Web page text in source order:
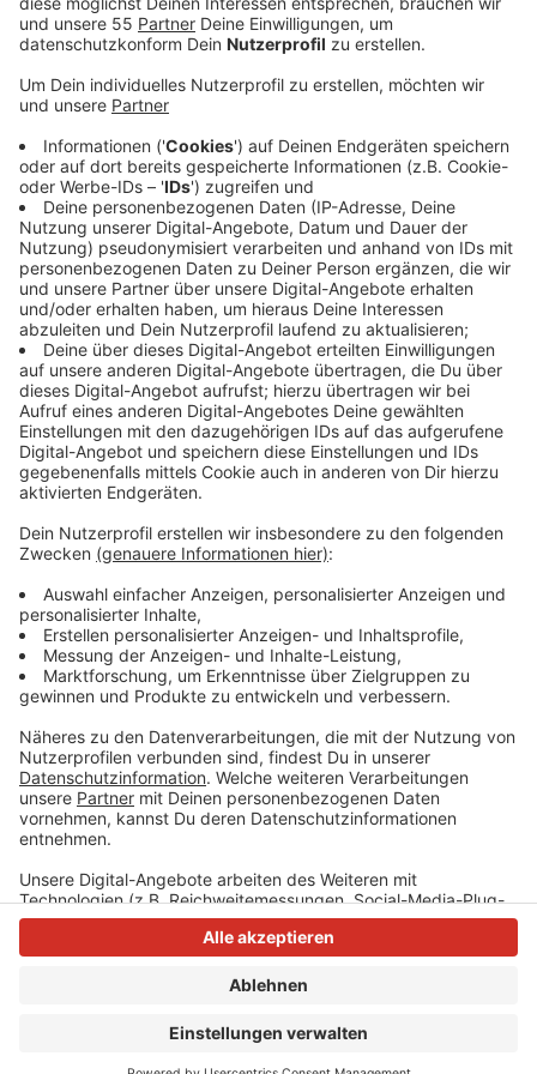
Ein Nachbargebäude wurde ebenfalls in
Mitleidenschaft gezogen. Aufgrund der starken
Rauchentwicklung und Geruchsbelästigung wurde
Katwarn gebeten, Türen und Fenster geschlossen
zu halten sowie Lüftungs- und Klimaanlagen
auszuschalten.
Veröffentlicht:Sonntag, 22.01.2023 09:18
Anzeige
Die Feuerwehr ist immer noch mit Nachlöscharbeiten
beschäftigt und setzt auch eine Drohne ein.
Das Firmengebäude soll bereits in der Vergangenheit
mehrfach gebrannt haben, heißt es. Als Ursache des
Feuers kann Brandstiftung nicht ausgeschlossen
werden. Verletzt wurde niemand.
Anzeige